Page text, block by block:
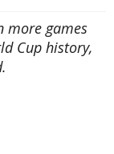
more games
Cup history,